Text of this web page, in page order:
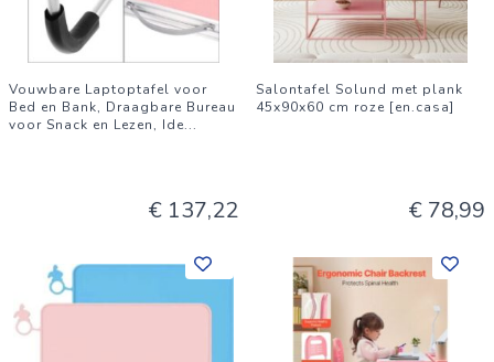
Vouwbare Laptoptafel voor
Bed en Bank, Draagbare Bureau
voor Snack en Lezen, Ide...
€ 137,22
Salontafel Solund met plank
45x90x60 cm roze [en.casa]
€ 78,99